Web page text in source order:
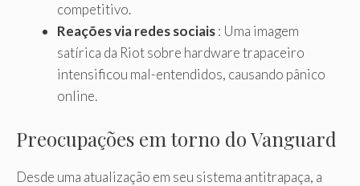
competitivo.
Reações via redes sociais: Uma imagem
satírica da Riot sobre hardware trapaceiro
intensificou mal-entendidos, causando pânico
online.
Preocupações em torno do Vanguard
Desde uma atualização em seu sistema antitrapaça, a